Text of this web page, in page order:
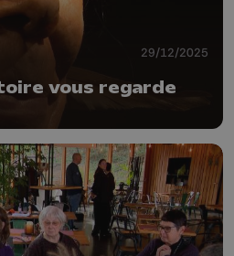
29/12/2025
vous regarde